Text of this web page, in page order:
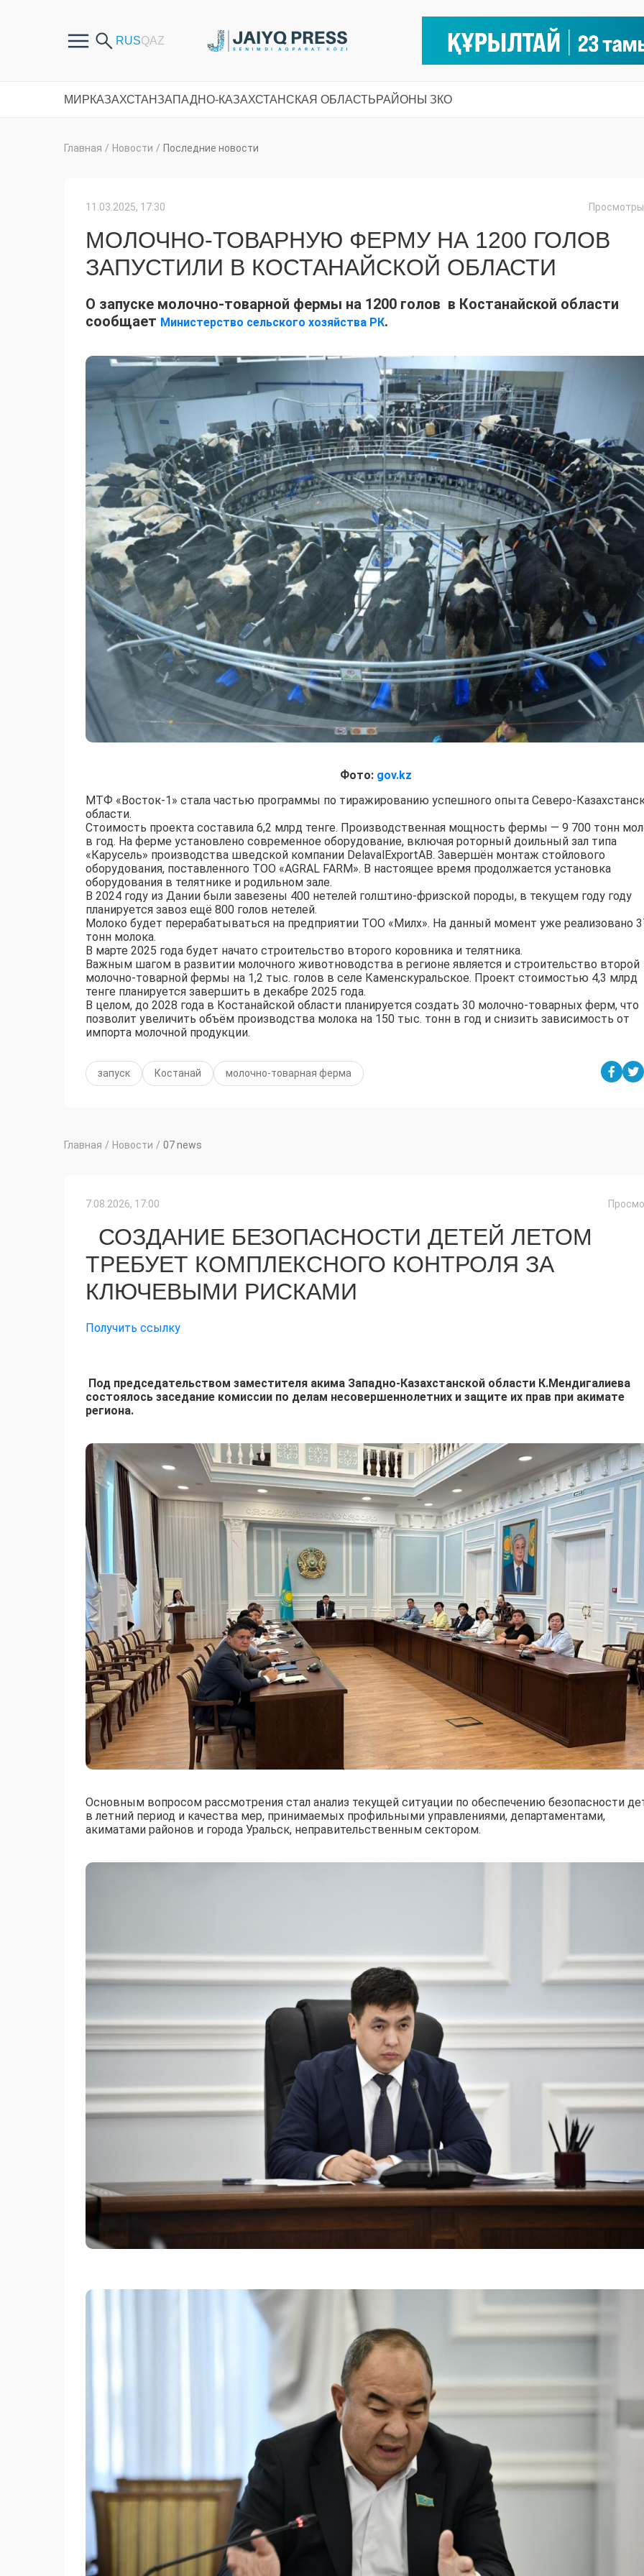
МИРКАЗАХСТАНЗАПАДНО-КАЗАХСТАНСКАЯ ОБЛАСТЬРАЙОНЫ ЗКО
Главная / Новости / Последние новости
11.03.2025, 17:30
МОЛОЧНО-ТОВАРНУЮ ФЕРМУ НА 1200 ГОЛОВ
ЗАПУСТИЛИ В КОСТАНАЙСКОЙ ОБЛАСТИ
О запуске молочно-товарной фермы на 1200 голов в Костанайской области
сообщает Министерство сельского хозяйства РК.
Фото: gov.kz
МТФ «Восток-1» стала частью программы по тиражированию успешного опыта Северо-
области.
Стоимость проекта составила 6,2 млрд тенге. Производственная мощность фермы — 9 700 тонн
в год. На ферме установлено современное оборудование, включая роторный доильный зал типа
«Карусель» производства шведской компании DelavalExportAB. Завершён монтаж стойлового
оборудования, поставленного ТОО «AGRAL FARM». В настоящее время продолжается установка
оборудования в телятнике и родильном зале.
В 2024 году из Дании были завезены 400 нетелей голштино-фризской породы, в текущем году году
планируется завоз ещё 800 голов нетелей.
Молоко будет перерабатываться на предприятии ТОО «Милх». На данный момент уже реализовано
тонн молока.
В марте 2025 года будет начато строительство второго коровника и телятника.
Важным шагом в развитии молочного животноводства в регионе является и строительство второй
молочно-товарной фермы на 1,2 тыс. голов в селе Каменскуральское. Проект стоимостью 4,3 млрд
тенге планируется завершить в декабре 2025 года.
В целом, до 2028 года в Костанайской области планируется создать 30 молочно-товарных ферм, что
позволит увеличить объём производства молока на 150 тыс. тонн в год и снизить зависимость от
импорта молочной продукции.
запуск Костанай молочно-товарная ферма
Главная / Новости / 07 news
7.08.2026, 17:00
СОЗДАНИЕ БЕЗОПАСНОСТИ ДЕТЕЙ ЛЕТОМ
ТРЕБУЕТ КОМПЛЕКСНОГО КОНТРОЛЯ ЗА
КЛЮЧЕВЫМИ РИСКАМИ
Получить ссылку
Под председательством заместителя акима Западно-Казахстанской области К.Мендигалиева
состоялось заседание комиссии по делам несовершеннолетних и защите их прав при акимате
региона.
Основным вопросом рассмотрения стал анализ текущей ситуации по обеспечению безопасности
в летний период и качества мер, принимаемых профильными управлениями, департаментами,
акиматами районов и города Уральск, неправительственным сектором.